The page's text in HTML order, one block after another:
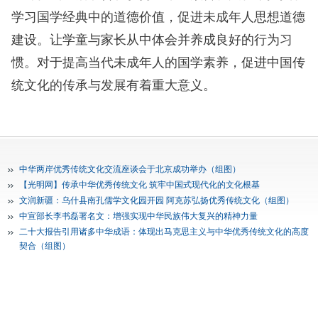
学习国学经典中的道德价值，促进未成年人思想道德
建设。让学童与家长从中体会并养成良好的行为习
惯。对于提高当代未成年人的国学素养，促进中国传
统文化的传承与发展有着重大意义。
中华两岸优秀传统文化交流座谈会于北京成功举办（组图）
【光明网】传承中华优秀传统文化 筑牢中国式现代化的文化根基
文润新疆：乌什县南孔儒学文化园开园 阿克苏弘扬优秀传统文化（组图）
中宣部长李书磊署名文：增强实现中华民族伟大复兴的精神力量
二十大报告引用诸多中华成语：体现出马克思主义与中华优秀传统文化的高度
契合（组图）